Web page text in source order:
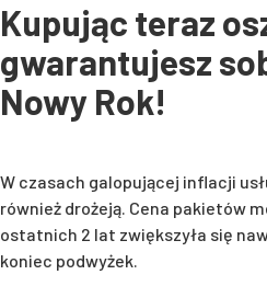
Kupując teraz
gwarantujesz
Nowy Rok!
W czasach galopującej inflacji
również drożeją. Cena pakietów
ostatnich 2 lat zwiększyła się
koniec podwyżek.